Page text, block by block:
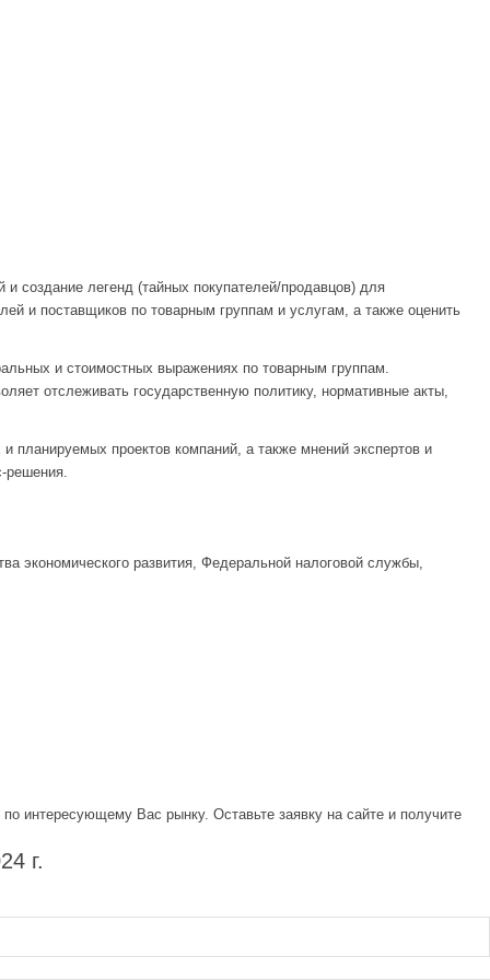
создание легенд (тайных покупателей/продавцов) для
и поставщиков по товарным группам и услугам, а также оценить
и стоимостных выражениях по товарным группам.
отслеживать государственную политику, нормативные акты,
планируемых проектов компаний, а также мнений экспертов и
решения.
экономического развития, Федеральной налоговой службы,
интересующему Вас рынку. Оставьте заявку на сайте и получите
г.